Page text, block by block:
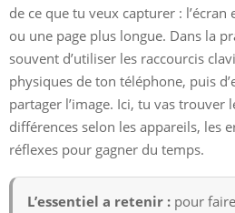
de ce que tu veux capturer :
ou une page plus longue. Dans la
souvent d’utiliser les raccourcis
physiques de ton téléphone, puis
partager l’image. Ici, tu vas trouver
différences selon les appareils, les
réflexes pour gagner du temps.
L’essentiel a retenir : pour